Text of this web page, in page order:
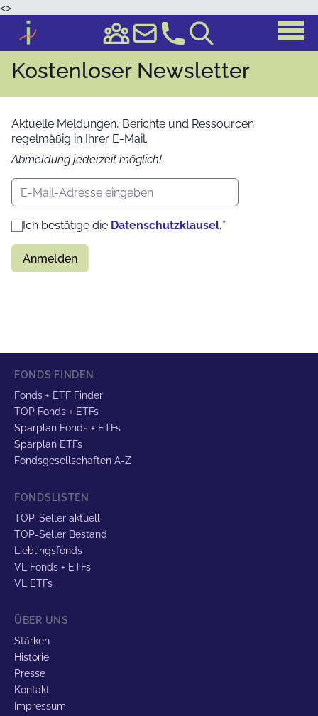
<>
Kostenloser Newsletter
Aktuelle Meldungen, Berichte und Ressourcen
regelmäßig in Ihrer E-Mail.
Abmeldung jederzeit möglich!
E-Mail-Adresse
Ich bestätige die Datenschutzklausel.*
Anmelden
FONDS FINDEN
Fonds + ETF Finder
TOP Fonds + ETFs
Sparplan Fonds + ETFs
Sparplan ETFs
Fondsgesellschaften A-Z
FONDSLISTEN
TOP-Seller aktuell
TOP-Seller Bestand
Lieblingsfonds
VL Fonds + ETFs
VL ETFs
ÜBER UNS
Stärken
Historie
Presse
Kontakt
Impressum